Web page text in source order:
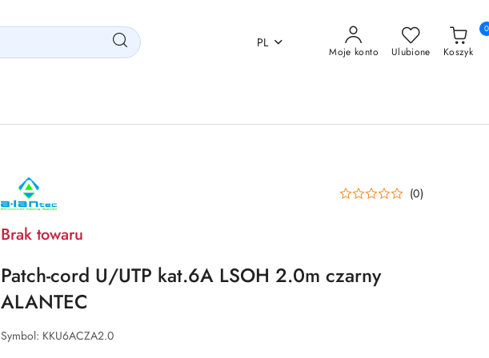
PL
Moje konto Ulubione Koszyk
0
NAZWA
PRODUCENTA:
ALANTEC
(0)
Brak towaru
Patch-cord U/UTP kat.6A LSOH 2.0m czarny
ALANTEC
Symbol: KKU6ACZA2.0